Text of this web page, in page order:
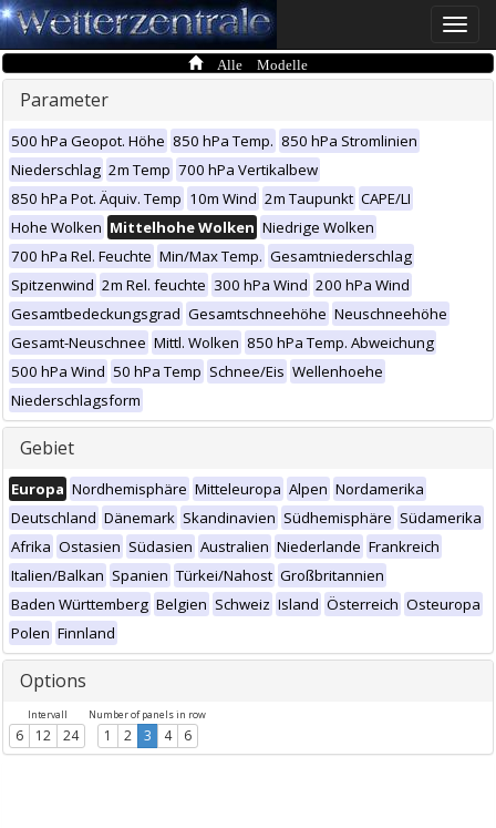
Toggle
Alle Modelle
Parameter
500 hPa Geopot. Höhe 850 hPa Temp. 850 hPa Stromlinien
Niederschlag 2m Temp 700 hPa Vertikalbew
850 hPa Pot. Äquiv. Temp 10m Wind 2m Taupunkt CAPE/LI
Hohe Wolken Mittelhohe Wolken Niedrige Wolken
700 hPa Rel. Feuchte Min/Max Temp. Gesamtniederschlag
Spitzenwind 2m Rel. feuchte 300 hPa Wind 200 hPa Wind
Gesamtbedeckungsgrad Gesamtschneehöhe Neuschneehöhe
Gesamt-Neuschnee Mittl. Wolken 850 hPa Temp. Abweichung
500 hPa Wind 50 hPa Temp Schnee/Eis Wellenhoehe
Niederschlagsform
Gebiet
Europa Nordhemisphäre Mitteleuropa Alpen Nordamerika
Deutschland Dänemark Skandinavien Südhemisphäre Südamerika
Afrika Ostasien Südasien Australien Niederlande Frankreich
Italien/Balkan Spanien Türkei/Nahost Großbritannien
Baden Württemberg Belgien Schweiz Island Österreich Osteuropa
Polen Finnland
Options
Intervall
6 12 24
Number of panels in row
1 2 3 4 6